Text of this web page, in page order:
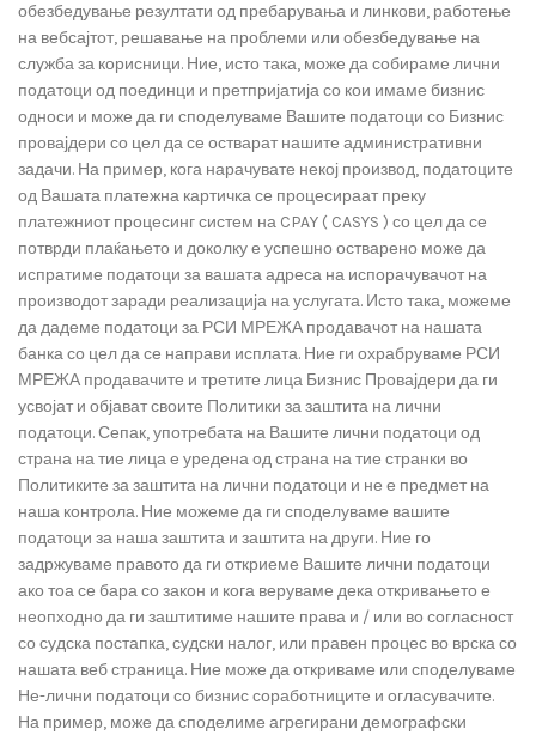
обезбедување резултати од пребарувања и линкови, работење
на вебсајтот, решавање на проблеми или обезбедување на
служба за корисници. Ние, исто така, може да собираме лични
податоци од поединци и претпријатија со кои имаме бизнис
односи и може да ги споделуваме Вашите податоци со Бизнис
провајдери со цел да се остварат нашите административни
задачи. На пример, кога нарачувате некој производ, податоците
од Вашата платежна картичка се процесираат преку
платежниот процесинг систем на CPAY ( CASYS ) со цел да се
потврди плаќањето и доколку е успешно остварено може да
испратиме податоци за вашата адреса на испорачувачот на
производот заради реализација на услугата. Исто така, можеме
да дадеме податоци за РСИ МРЕЖА продавачот на нашата
банка со цел да се направи исплата. Ние ги охрабруваме РСИ
МРЕЖА продавачите и третите лица Бизнис Провајдери да ги
усвојат и објават своите Политики за заштита на лични
податоци. Сепак, употребата на Вашите лични податоци од
страна на тие лица е уредена од страна на тие странки во
Политиките за заштита на лични податоци и не е предмет на
наша контрола. Ние можеме да ги споделуваме вашите
податоци за наша заштита и заштита на други. Ние го
задржуваме правото да ги откриеме Вашите лични податоци
ако тоа се бара со закон и кога веруваме дека откривањето е
неопходно да ги заштитиме нашите права и / или во согласност
со судска постапка, судски налог, или правен процес во врска со
нашата веб страница. Ние може да откриваме или споделуваме
Не-лични податоци со бизнис соработниците и огласувачите.
На пример, може да споделиме агрегирани демографски